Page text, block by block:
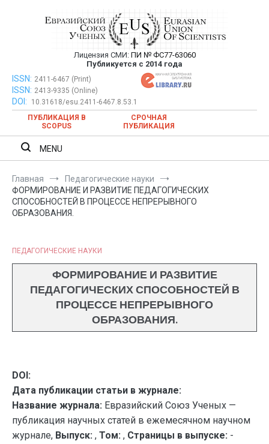
Евразийский Союз Ученых —
публикация научных статей в
ежемесячном научном журнале
Лицензия СМИ: ПИ № ФС77-63060
Публикуется с 2014 года
Евразийский Союз Ученых — публикация научных статей в
ежемесячном научном журнале
ISSN: 2411-6467 (Print)
ISSN: 2413-9335 (Online)
DOI:
10.31618/esu.2411-6467.8.53.1
ПУБЛИКАЦИЯ В
SCOPUS
СРОЧНАЯ
ПУБЛИКАЦИЯ
MENU
Главная
Педагогические науки
ФОРМИРОВАНИЕ И РАЗВИТИЕ ПЕДАГОГИЧЕСКИХ
СПОСОБНОСТЕЙ В ПРОЦЕССЕ НЕПРЕРЫВНОГО
ОБРАЗОВАНИЯ.
ПЕДАГОГИЧЕСКИЕ НАУКИ
ФОРМИРОВАНИЕ И РАЗВИТИЕ
ПЕДАГОГИЧЕСКИХ СПОСОБНОСТЕЙ В
ПРОЦЕССЕ НЕПРЕРЫВНОГО
ОБРАЗОВАНИЯ.
DOI:
Дата публикации статьи в журнале:
Название журнала: Евразийский Союз Ученых —
публикация научных статей в ежемесячном научном
журнале, Выпуск: , Том: , Страницы в выпуске: -